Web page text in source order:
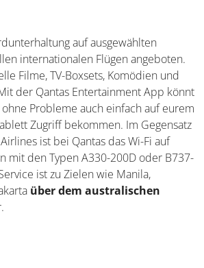
auf ausgewählten
internationalen Flügen angeboten.
Filme, TV-Boxsets, Komödien und
der Qantas Entertainment App könnt
Probleme auch einfach auf eurem
Zugriff bekommen. Im Gegensatz
ist bei Qantas das Wi-Fi auf
mit den Typen A330-200D oder B737-
ist zu Zielen wie Manila,
über dem australischen